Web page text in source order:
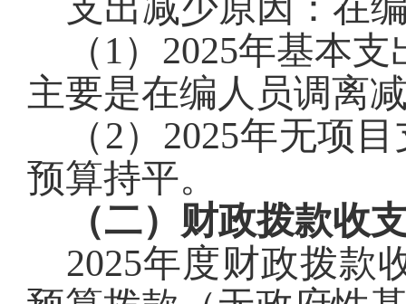
（1） 2025年基本支
主要是在编人员调离
（2） 2025年无项
预算持平。
（二）财政拨款收
2025年度财政拨款